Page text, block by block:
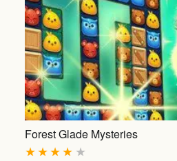
Forest Glade Mysteries
★
★
★
★
★